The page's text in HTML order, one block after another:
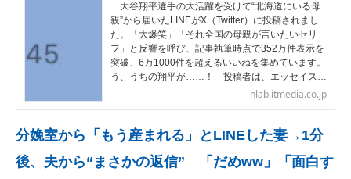
大谷翔平選手の大活躍を受けて“北海道にいる母
親”から届いたLINEがX（Twitter）に投稿されまし
た。「大爆笑」「それ全国の母親が言いたいセリ
フ」と反響を呼び、記事執筆時点で352万件表示を
突破、6万1000件を超えるいいねを集めています。
う、うちの翔平が……！ 投稿者は、エッセイス…
nlab.itmedia.co.jp
分娩室から「もう産まれる」とLINEした妻→1分
後、夫から“まさかの返信” 「だめww」「面白す